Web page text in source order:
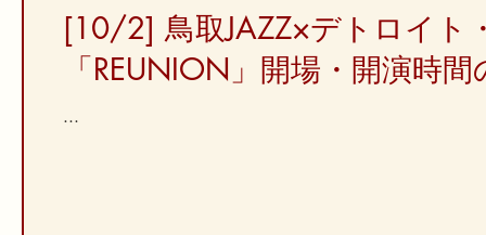
[10/2] 鳥取JAZZ×デトロイト
「REUNION」開場・開演時
...